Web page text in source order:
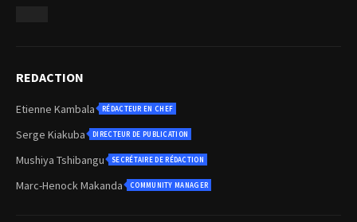
REDACTION
Etienne Kambala RÉDACTEUR EN CHEF
Serge Kiakuba DIRECTEUR DE PUBLICATION
Mushiya Tshibangu SECRÉTAIRE DE RÉDACTION
Marc-Henock Makanda COMMUNITY MANAGER